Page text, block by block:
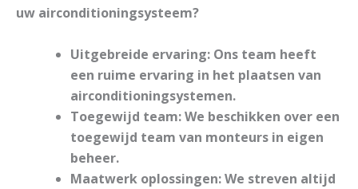
uw airconditioningsysteem?
Uitgebreide ervaring: Ons team heeft
een ruime ervaring in het plaatsen van
airconditioningsystemen.
Toegewijd team:We beschikken over een
toegewijd team van monteurs in eigen
beheer.
Maatwerk oplossingen:We streven altijd